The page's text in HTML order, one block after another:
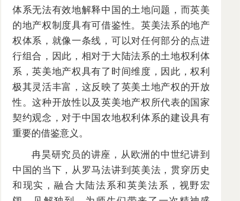
体系无法有效地解释中国的土地问题，而英美
的地产权制度具有可借鉴性。英美法系的地产
权体系，就像一条线，可以对任何部分的点进
行组合，因此，相对于大陆法系的土地权利体
系，英美地产权具有了时间维度，因此，权利
极其灵活丰富，这反映了英美土地产权的开放
性。这种开放性以及英美地产权所代表的国家
契约观念，对于中国农地权利体系的建设具有
重要的借鉴意义。
冉昊研究员的讲座，从欧洲的中世纪讲到
中国的当下，从罗马法讲到英美法，贯穿历史
和现实，融合大陆法系和英美法系，视野宏